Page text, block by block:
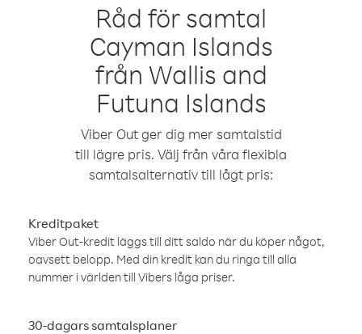
Råd för samtal
Cayman Islands
från Wallis and
Futuna Islands
Viber Out ger dig mer samtalstid
till lägre pris. Välj från våra flexibla
samtalsalternativ till lågt pris:
Kreditpaket
Viber Out-kredit läggs till ditt saldo när du köper något,
oavsett belopp. Med din kredit kan du ringa till alla
nummer i världen till Vibers låga priser.
30-dagars samtalsplaner